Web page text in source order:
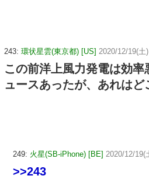
243: 環状星雲(東京都) [US] 2020/12/19(
この前洋上風力発電は効
ュースあったが、あれはど
249: 火星(SB-iPhone) [BE] 2020/12/19(
>>243